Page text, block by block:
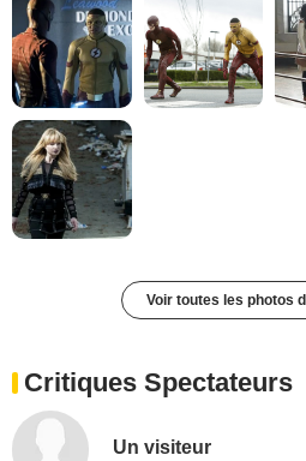
Voir toutes les photos
Critiques Spectateurs
Un visiteur